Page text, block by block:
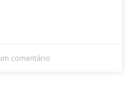
comentário